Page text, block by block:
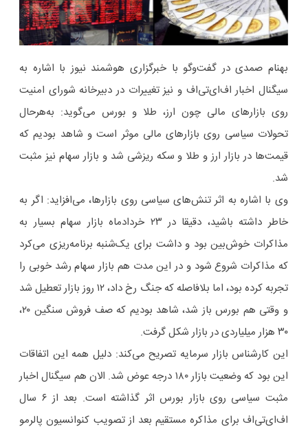
بهنام صمدی در گفت‌وگو با خبرگزاری هوشمند نیوز با اشاره به
سیگنال اخبار اف‌ای‌تی‌اف و نیز تغییرات در دبیرخانه شورای امنیت
روی بازارهای مالی چون ارز، طلا و بورس می‌گوید: به‌هرحال
تحولات سیاسی روی بازارهای مالی موثر است و شاهد بودیم که
قیمت‌ها در بازار ارز و طلا و سکه ریزشی شد و بازار سهام نیز مثبت
شد.
وی با اشاره به اثر تنش‌های سیاسی روی بازارها، می‌افزاید: اگر به
خاطر داشته باشید، دقیقا در ۲۳ خردادماه بازار سهام بسیار به
مذاکرات خوش‌بین بود و داشت برای یک‌شنبه برنامه‌ریزی می‌کرد
که مذاکرات شروع شود و در این مدت هم بازار سهام رشد خوبی را
تجربه کرده بود، اما بلافاصله که جنگ رخ داد، ۱۲ روز بازار تعطیل شد
و وقتی هم بورس باز شد، شاهد بودیم که صف فروش سنگین ۲۰،
۳۰ هزار میلیاردی در بازار شکل گرفت.
این کارشناس بازار سرمایه تصریح می‌کند: دلیل همه این اتفاقات
این بود که وضعیت بازار ۱۸۰ درجه عوض شد. الان هم سیگنال اخبار
مثبت سیاسی روی بازار بورس اثر گذاشته است. بعد از ۶ سال
اف‌ای‌تی‌اف برای مذاکره مستقیم بعد از تصویب کنوانسیون پالرمو